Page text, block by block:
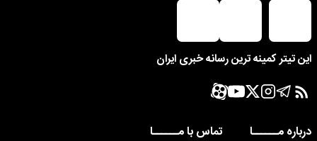
این تیتر کمینه ترین رسانه خبری ایران
درباره مــــــا
تماس با مــــــا